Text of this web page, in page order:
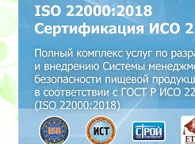
8 (383) 227-8449